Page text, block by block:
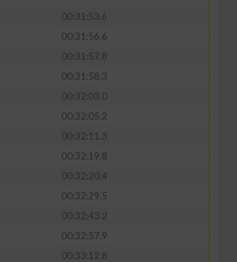
00:31:53.6
00:31:56.6
00:31:57.8
00:31:58.3
00:32:03.0
00:32:05.2
00:32:11.3
00:32:19.8
00:32:20.4
00:32:29.5
00:32:43.2
00:32:57.9
00:33:12.8